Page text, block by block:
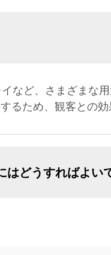
など、さまざまな
ため、観客との効
はどうすればよい